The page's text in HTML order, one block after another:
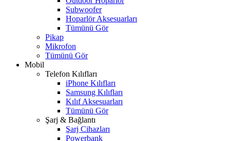
Subwoofer
Hoparlör Aksesuarları
Tümünü Gör
Pikap
Mikrofon
Tümünü Gör
Mobil
Telefon Kılıfları
iPhone Kılıfları
Samsung Kılıfları
Kılıf Aksesuarları
Tümünü Gör
Şarj & Bağlantı
Şarj Cihazları
Powerbank